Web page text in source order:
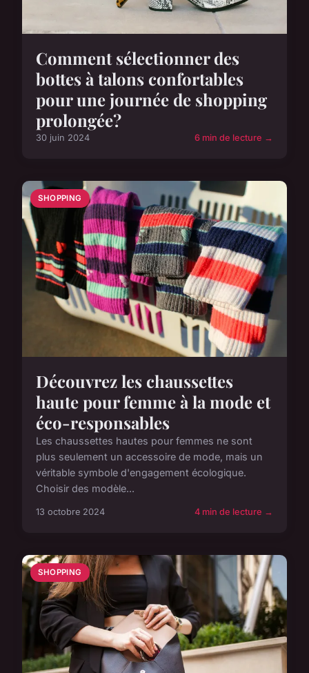
Comment sélectionner des
bottes à talons confortables
pour une journée de shopping
prolongée?
30 juin 2024 6 min de lecture →
SHOPPING
Découvrez les chaussettes
haute pour femme à la mode et
éco-responsables
Les chaussettes hautes pour femmes ne sont
plus seulement un accessoire de mode, mais un
véritable symbole d'engagement écologique.
Choisir des modèle...
13 octobre 2024 4 min de lecture →
SHOPPING